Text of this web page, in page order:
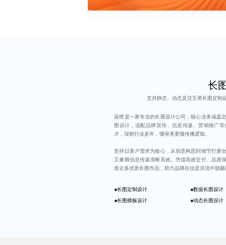
长
支持静态、动态及交互类长图定制
蓝橙是一家专业的长图设计公司，核心业务涵盖
图设计，适配品牌宣传、信息传递、营销推广
才，深耕行业多年，懂审美更懂传播逻辑。
坚持以客户需求为核心，从创意构思到细节打磨
又兼顾信息传递清晰高效。凭借高效交付、品质
造众多优质长图作品，助力品牌在信息洪流中脱
长图定制设计
数据长图设计
长图模板设计
动态长图设计